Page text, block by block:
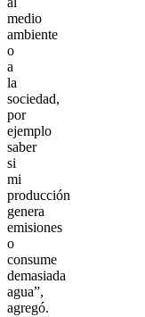
medio
ambiente
o
a
la
sociedad,
por
ejemplo
saber
si
mi
producción
genera
emisiones
o
consume
demasiada
agua”,
agregó.